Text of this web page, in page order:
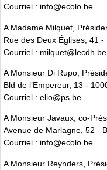
Courriel : info@ecolo.be
A Madame Milquet,
Rue des Deux Églises, 41
Courriel : milquet@lecdh.be
A Monsieur Di Rupo,
Bld de l’Empereur, 13 -
Courriel : elio@ps.be
A Monsieur Javaux, co-
Avenue de Marlagne, 52 -
Courriel : info@ecolo.be
A Monsieur Reynders,